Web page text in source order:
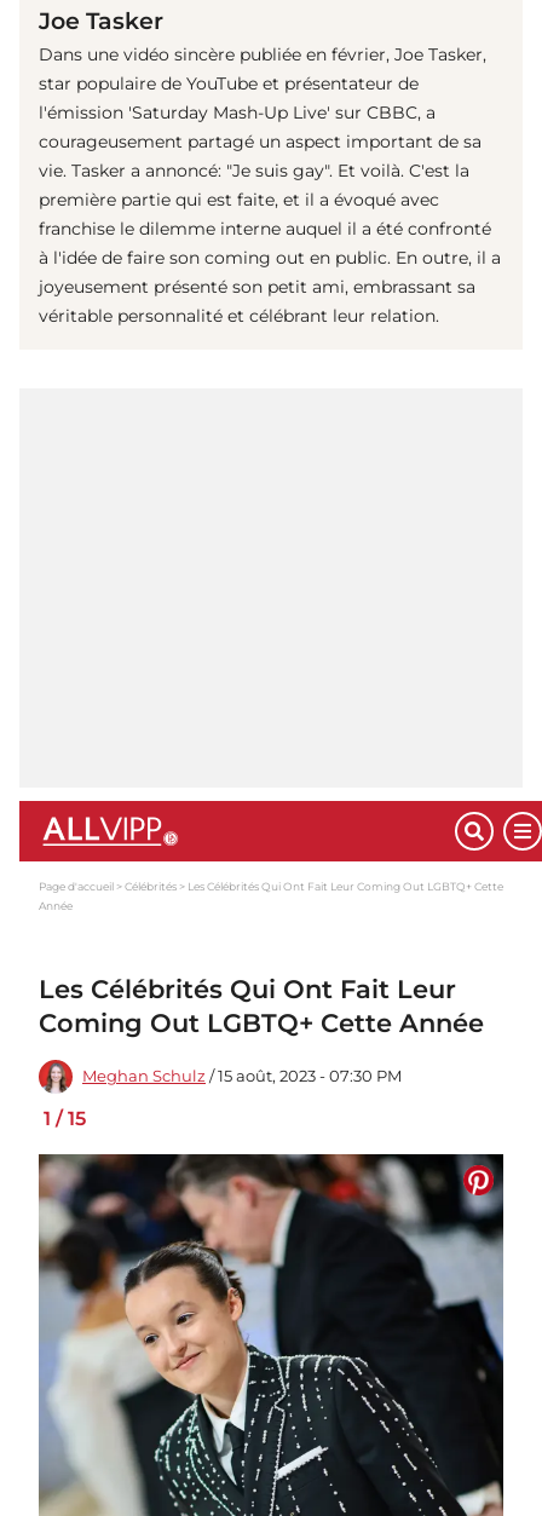
Joe Tasker
Dans une vidéo sincère publiée en février, Joe Tasker,
star populaire de YouTube et présentateur de
l'émission 'Saturday Mash-Up Live' sur CBBC, a
courageusement partagé un aspect important de sa
vie. Tasker a annoncé: "Je suis gay". Et voilà. C'est la
première partie qui est faite, et il a évoqué avec
franchise le dilemme interne auquel il a été confronté
à l'idée de faire son coming out en public. En outre, il a
joyeusement présenté son petit ami, embrassant sa
véritable personnalité et célébrant leur relation.
Page d'accueil Célébrités
Les Célébrités Qui Ont Fait Leur Coming Out LGBTQ+ Cette
Année
Les Célébrités Qui Ont Fait Leur
Coming Out LGBTQ+ Cette Année
Meghan Schulz / 15 août, 2023 - 07:30 PM
1 /15